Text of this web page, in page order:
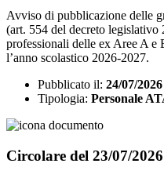
Avviso di pubblicazione delle
(art. 554 del decreto
professionali delle ex Aree A
l’anno scolastico 2026-2027.
Pubblicato il: 24/07/2026
Tipologia: Personale
Circolare del 23/07/2026